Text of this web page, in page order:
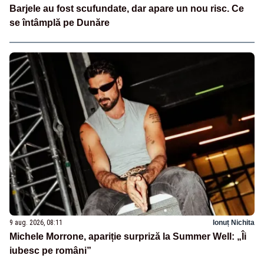
Barjele au fost scufundate, dar apare un nou risc. Ce
se întâmplă pe Dunăre
9 aug. 2026, 08:11 Ionuț Nichita
Michele Morrone, apariție surpriză la Summer Well: „Îi
iubesc pe români”